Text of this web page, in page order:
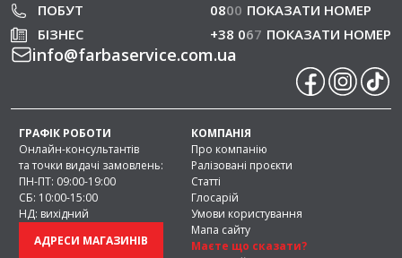
ПОБУТ 0800 ПОКАЗАТИ НОМЕР
БІЗНЕС
+38 067 ПОКАЗАТИ НОМЕР
info@farbaservice.com.ua
КОМПАНІЯ
Про компанію
Ралізовані проєкти
Статті
Глосарій
Умови користування
Мапа сайту
Маєте що сказати?
ГРАФІК РОБОТИ
Онлайн-консультантів
та точки видачі замовлень:
ПН-ПТ: 09:00-19:00
СБ: 10:00-15:00
НД: вихідний
АДРЕСИ МАГАЗИНІВ